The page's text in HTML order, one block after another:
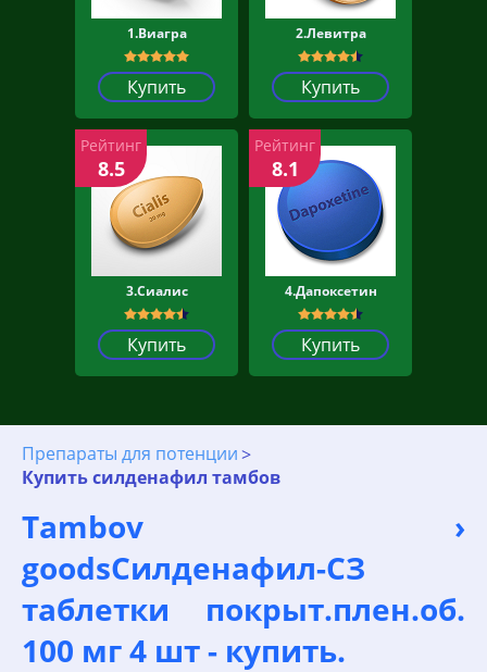
1.Виагра
Купить
2.Левитра
Купить
3.Сиалис
Купить
Рейтинг
8.5
4.Дапоксетин
Купить
Рейтинг
8.1
Препараты для потенции
Купить силденафил тамбов
Tambov ›
goodsСилденафил-СЗ
таблетки покрыт.плен.об.
100 мг 4 шт - купить.